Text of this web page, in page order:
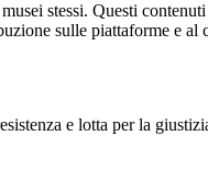
stessi. Questi
sulle piattaforme e al
e lotta per la